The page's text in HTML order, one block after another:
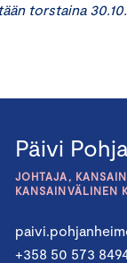
torstaina
Päivi
JOHTAJA,
KANSAINVÄLINEN
+358 50 573